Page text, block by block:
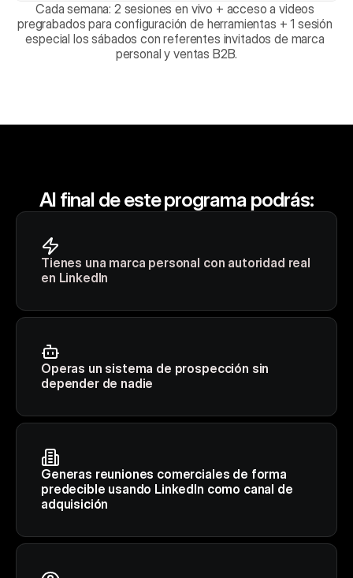
Cada semana: 2 sesiones en vivo + acceso a videos
pregrabados para configuración de herramientas + 1 sesión
especial los sábados con referentes invitados de marca
personal y ventas B2B.
Al final de este programa podrás:
Tienes una marca personal con autoridad real
en LinkedIn
Operas un sistema de prospección sin
depender de nadie
Generas reuniones comerciales de forma
predecible usando LinkedIn como canal de
adquisición